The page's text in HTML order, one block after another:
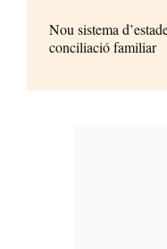
Nou sistema
conciliació familiar